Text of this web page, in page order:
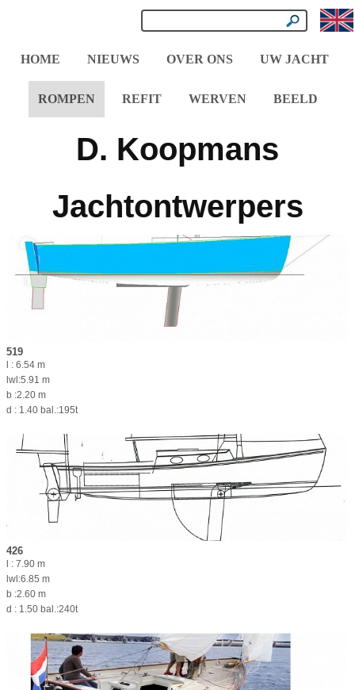
HOME NIEUWS OVER ONS UW JACHT
ROMPEN REFIT WERVEN BEELD
D. Koopmans
Jachtontwerpers
519
l : 6.54 m
lwl:5.91 m
b :2.20 m
d : 1.40 bal.:195t
426
l : 7.90 m
lwl:6.85 m
b :2.60 m
d : 1.50 bal.:240t